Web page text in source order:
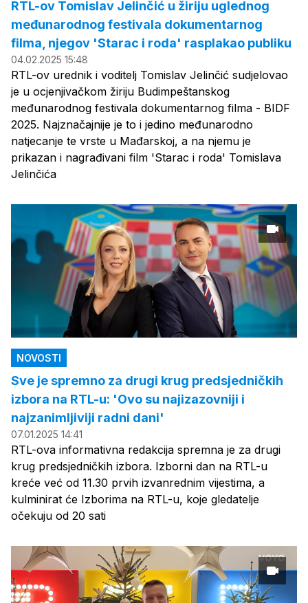
RTL-ov Tomislav Jelinčić u žiriju uglednog
međunarodnog festivala dokumentarnog
filma, njegov 'Starac i roda' rasplakao publiku
04.02.2025 15:48
RTL-ov urednik i voditelj Tomislav Jelinčić sudjelovao
je u ocjenjivačkom žiriju Budimpeštanskog
međunarodnog festivala dokumentarnog filma - BIDF
2025. Najznačajnije je to i jedino međunarodno
natjecanje te vrste u Mađarskoj, a na njemu je
prikazan i nagrađivani film 'Starac i roda' Tomislava
Jelinčića
NOVOSTI
Sve je spremno za drugi krug predsjedničkih
izbora na RTL-u: 'Ovo su najizazovniji i
najzanimljiviji radni dani'
07.01.2025 14:41
RTL-ova informativna redakcija spremna je za drugi
krug predsjedničkih izbora. Izborni dan na RTL-u
kreće već od 11.30 prvih izvanrednim vijestima, a
kulminirat će Izborima na RTL-u, koje gledatelje
očekuju od 20 sati